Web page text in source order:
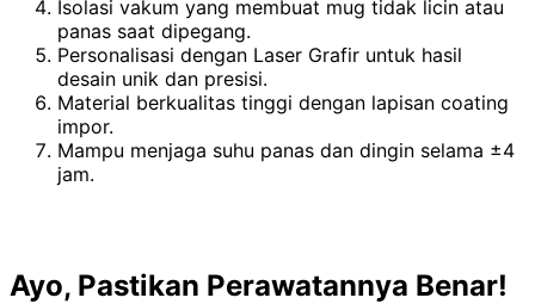
Isolasi vakum yang membuat mug tidak licin atau
panas saat dipegang.
Personalisasi dengan Laser Grafir untuk hasil
desain unik dan presisi.
Material berkualitas tinggi dengan lapisan coating
impor.
Mampu menjaga suhu panas dan dingin selama ±4
jam.
Ayo, Pastikan Perawatannya Benar!